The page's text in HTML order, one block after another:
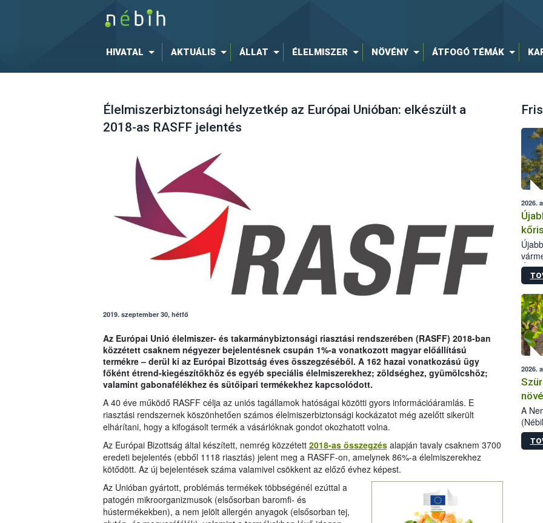
HIVATAL AKTUÁLIS ÁLLAT ÉLELMISZER NÖVÉNY ÁTFOGÓ TÉMÁK
Élelmiszerbiztonsági helyzetkép az Európai Unióban: elkészült a
2018-as RASFF jelentés
2019. szeptember 30, hétfő
Az Európai Unió élelmiszer- és takarmánybiztonsági riasztási rendszerében (RASFF) 2018-ban
közzétett csaknem négyezer bejelentésnek csupán 1%-a vonatkozott magyar előállítású
termékre – derül ki az Európai Bizottság éves összegzéséből. A 162 hazai vonatkozású ügy
főként étrend-kiegészítőkhöz és egyéb speciális élelmiszerekhez; zöldséghez, gyümölcshöz;
valamint gabonafélékhez és sütőipari termékekhez kapcsolódott.
A 40 éve működő RASFF célja az uniós tagállamok hatóságai közötti gyors információáramlás. E
riasztási rendszernek köszönhetően számos élelmiszerbiztonsági kockázatot még azelőtt sikerült
elhárítani, hogy a kifogásolt termék a vásárlóknak gondot okozhatott volna.
Az Európai Bizottság által készített, nemrég közzétett 2018-as összegzésalapján tavaly csaknem 3700
eredeti bejelentés (ebből 1118 riasztás) jelent meg a RASFF-on, amelynek 86%-a élelmiszerekhez
kötődött. Az új bejelentések száma valamivel csökkent az előző évhez képest.
Az Unióban gyártott, problémás termékek többségénél ezúttal a
patogén mikroorganizmusok (elsősorban baromfi- és
hústermékekben), a nem jelölt allergén anyagok (elsősorban tej,
2026.
2026.
A